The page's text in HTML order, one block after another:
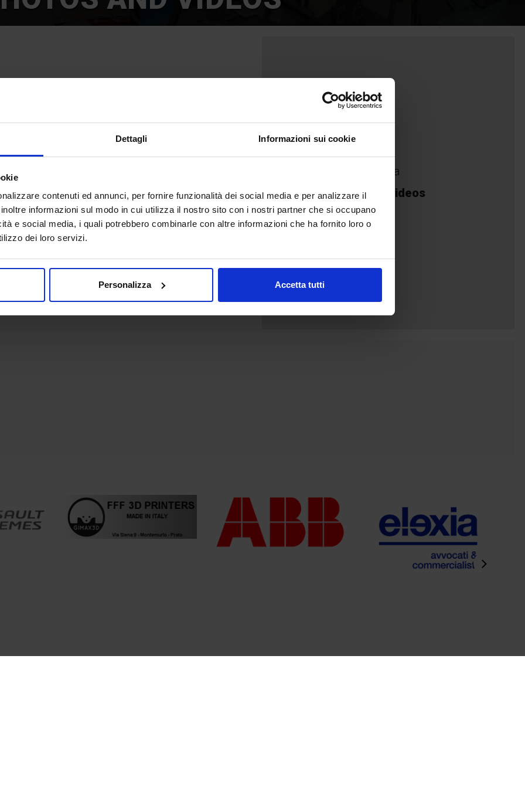
Dettagli Informazioni sui cookie
contenuti ed annunci, per fornire funzionalità dei social media e per analizzare il
informazioni sul modo in cui utilizza il nostro sito con i nostri partner che si occupano
e social media, i quali potrebbero combinarle con altre informazioni che ha fornito loro o
dei loro servizi.
Personalizza Accetta tutti
up-to-date on the fair: services,
from the world “Technology Hub”.
Hub
exhibition stands and visitors
Press
Press review
Download area
Photos and Videos